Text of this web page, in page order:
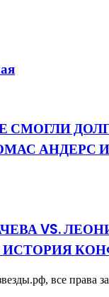
СМОГЛИ
АНДЕРС
VS.
ИСТОРИЯ
все права